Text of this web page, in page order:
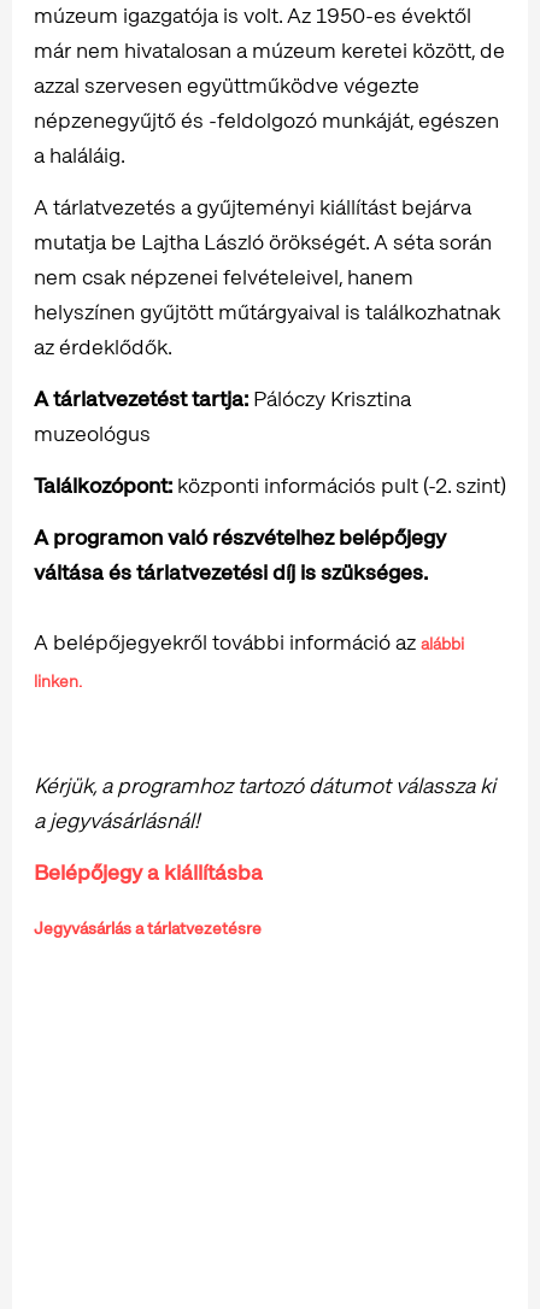
múzeum igazgatója is volt. Az 1950-es évektől
már nem hivatalosan a múzeum keretei között, de
azzal szervesen együttműködve végezte
népzenegyűjtő és -feldolgozó munkáját, egészen
a haláláig.
A tárlatvezetés a gyűjteményi kiállítást bejárva
mutatja be Lajtha László örökségét. A séta során
nem csak népzenei felvételeivel, hanem
helyszínen gyűjtött műtárgyaival is találkozhatnak
az érdeklődők.
A tárlatvezetést tartja: Pálóczy Krisztina
muzeológus
Találkozópont: központi információs pult (-2. szint)
A programon való részvételhez belépőjegy
váltása és tárlatvezetési díj is szükséges.
A belépőjegyekről további információ az alábbi
linken.
Kérjük, a programhoz tartozó dátumot válassza ki
a jegyvásárlásnál!
Belépőjegy a kiállításba
Jegyvásárlás a tárlatvezetésre